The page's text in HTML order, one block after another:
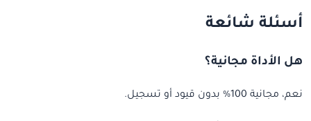
أسئلة شائعة
هل الأداة مجانية؟
نعم، مجانية 100% بدون قيود أو تسجيل.